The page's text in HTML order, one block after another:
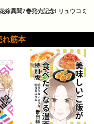
嫁異聞7巻発売記念! リュウコミ
れ筋本